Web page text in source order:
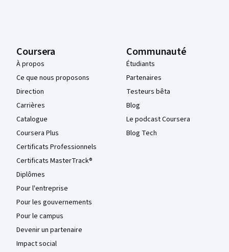
Coursera
À propos
Ce que nous proposons
Direction
Carrières
Catalogue
Coursera Plus
Certificats Professionnels
Certificats MasterTrack®
Diplômes
Pour l'entreprise
Pour les gouvernements
Pour le campus
Devenir un partenaire
Impact social
Communauté
Étudiants
Partenaires
Testeurs bêta
Blog
Le podcast Coursera
Blog Tech